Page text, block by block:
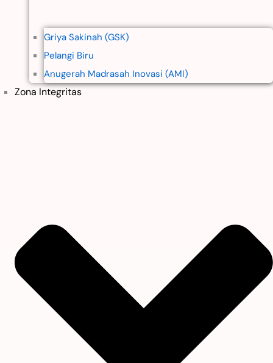
Griya Sakinah (GSK)
Pelangi Biru
Anugerah Madrasah Inovasi (AMI)
Zona Integritas